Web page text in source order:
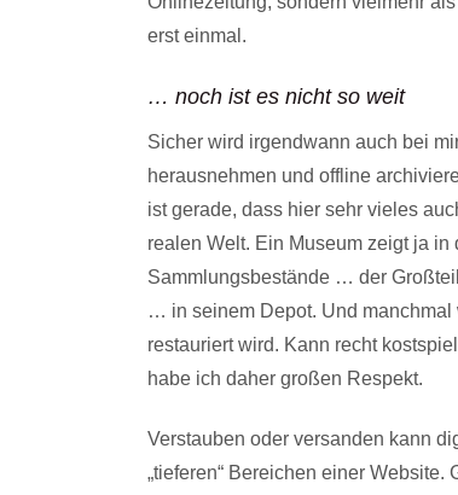
erst einmal.
… noch ist es nicht so weit
Sicher wird irgendwann auch bei
herausnehmen und offline
ist gerade, dass hier sehr vieles
realen Welt. Ein Museum zeigt ja
Sammlungsbestände … der
… in seinem Depot. Und manchmal
restauriert wird. Kann recht
habe ich daher großen Respekt.
Verstauben oder versanden kann
„tieferen“ Bereichen einer